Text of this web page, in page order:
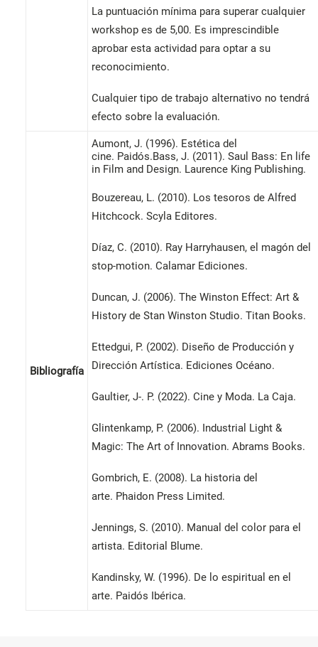
La puntuación mínima para superar cualquier
workshop es de 5,00. Es imprescindible
aprobar esta actividad para optar a su
reconocimiento.
Cualquier tipo de trabajo alternativo no tendrá
efecto sobre la evaluación.
Bibliografía
Aumont, J. (1996). Estética del
cine. Paidós.Bass, J. (2011). Saul Bass: En life
in Film and Design. Laurence King Publishing.
Bouzereau, L. (2010). Los tesoros de Alfred
Hitchcock. Scyla Editores.
Díaz, C. (2010). Ray Harryhausen, el magón del
stop-motion. Calamar Ediciones.
Duncan, J. (2006). The Winston Effect: Art &
History de Stan Winston Studio. Titan Books.
Ettedgui, P. (2002). Diseño de Producción y
Dirección Artística. Ediciones Océano.
Gaultier, J-. P. (2022). Cine y Moda. La Caja.
Glintenkamp, ​​P. (2006). Industrial Light &
Magic: The Art of Innovation. Abrams Books.
Gombrich, E. (2008). La historia del
arte. Phaidon Press Limited.
Jennings, S. (2010). Manual del color para el
artista. Editorial Blume.
Kandinsky, W. (1996). De lo espiritual en el
arte. Paidós Ibérica.